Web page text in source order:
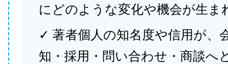
にどのような変化や機会が生ま
✓ 著者個人の知名度や信用が、
知・採用・問い合わせ・商談へ